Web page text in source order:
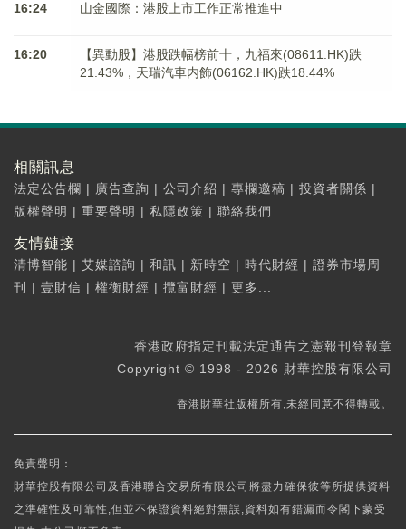
16:24 山金國際：港股上市工作正常推進中
16:20
【異動股】港股跌幅榜前十，九福來(08611.HK)跌
21.43%，天瑞汽車内飾(06162.HK)跌18.44%
相關訊息
法定公告欄 | 廣告查詢 | 公司介紹 | 專欄邀稿 | 投資者關係 |
版權聲明 | 重要聲明 | 私隱政策 | 聯絡我們
友情鏈接
清博智能 | 艾媒諮詢 | 和訊 | 新時空 | 時代財經 | 證券市場周
刊
| 壹財信 | 權衡財經 | 攬富財經 | 更多...
香港政府指定刊載法定通告之憲報刊登報章
Copyright © 1998 - 2026 財華控股有限公司
香港財華社版權所有,未經同意不得轉載。
免責聲明：
財華控股有限公司及香港聯合交易所有限公司將盡力確保彼等所提供資料
之準確性及可靠性,但並不保證資料絕對無誤,資料如有錯漏而令閣下蒙受